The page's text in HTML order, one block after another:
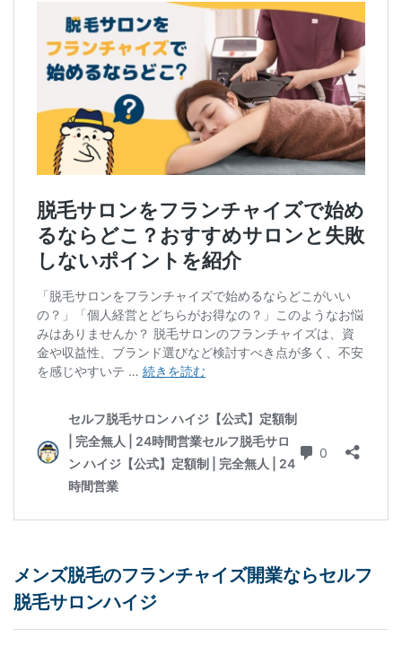
メンズ脱毛のフランチャイズ開業ならセルフ
脱毛サロンハイジ